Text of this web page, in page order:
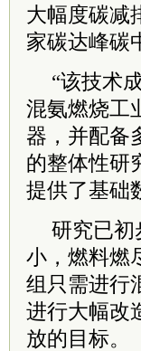
大幅度碳减
家碳达峰碳
“该技术
混氨燃烧工
器，并配备
的整体性研
提供了基础
研究已初
小，燃料燃
组只需进行
进行大幅改
放的目标。